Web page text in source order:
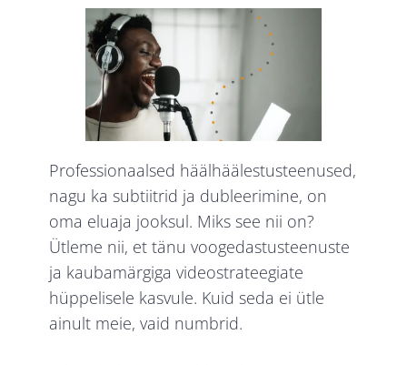
Professionaalsed häälhäälestusteenused,
nagu ka subtiitrid ja dubleerimine, on
oma eluaja jooksul. Miks see nii on?
Ütleme nii, et tänu voogedastusteenuste
ja kaubamärgiga videostrateegiate
hüppelisele kasvule. Kuid seda ei ütle
ainult meie, vaid numbrid.